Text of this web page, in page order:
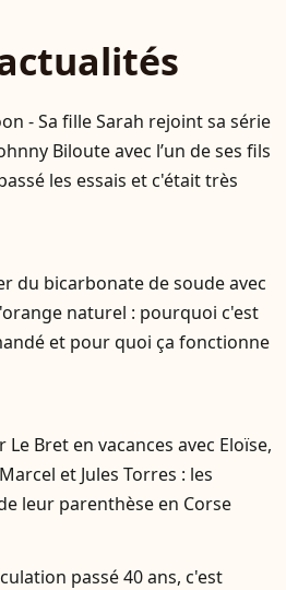
- Sa fille Sarah rejoint sa série
Biloute avec l’un de ses fils
les essais et c'était très
du bicarbonate de soude avec
naturel : pourquoi c'est
et pour quoi ça fonctionne
Le Bret en vacances avec Eloïse,
et Jules Torres : les
leur parenthèse en Corse
passé 40 ans, c'est